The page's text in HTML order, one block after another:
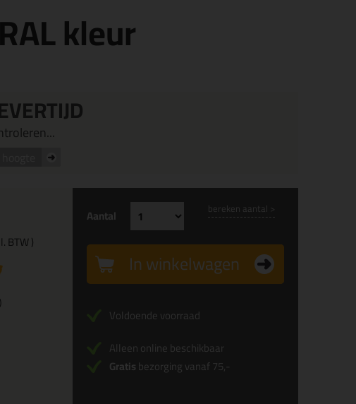
kleur
BTW )
Aantal bereken aantal >
In winkelwagen
Voldoende voorraad
Alleen online beschikbaar
Gratisbezorging vanaf 75,-